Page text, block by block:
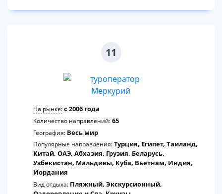
11
На рынке:c 2006 года
Количество направлений:65
География: Весь мир
Популярные направления:Турция, Египет, Таиланд,
Китай, ОАЭ, Абхазия, Грузия, Беларусь,
Узбекистан, Мальдивы, Куба, Вьетнам, Индия,
Иордания
Вид отдыха: Пляжный, Экскурсионный,